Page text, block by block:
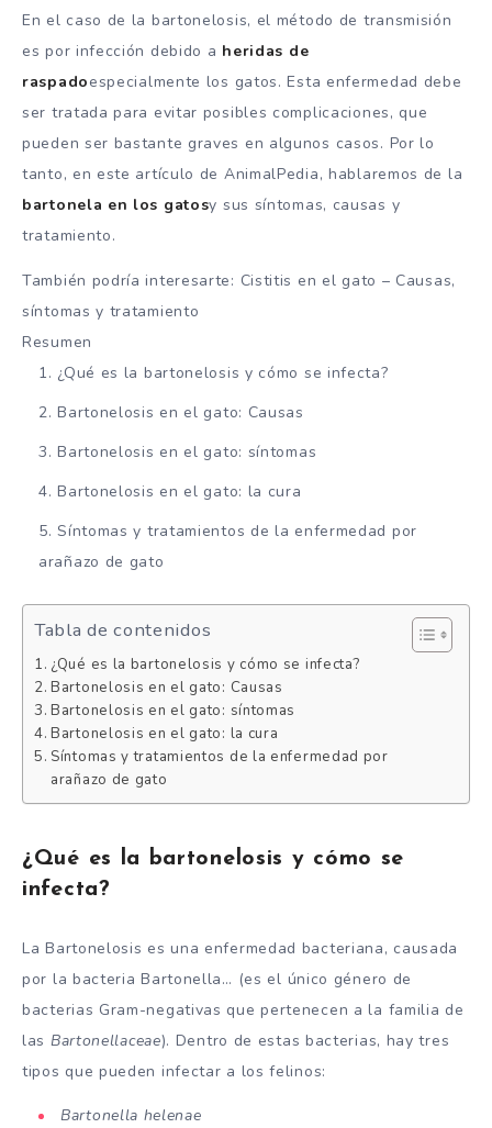
En el caso de la bartonelosis, el método de transmisión
es por infección debido a heridas de
raspadoespecialmente los gatos. Esta enfermedad debe
ser tratada para evitar posibles complicaciones, que
pueden ser bastante graves en algunos casos. Por lo
tanto, en este artículo de AnimalPedia, hablaremos de la
bartonela en los gatosy sus síntomas, causas y
tratamiento.
También podría interesarte: Cistitis en el gato – Causas,
síntomas y tratamiento
Resumen
¿Qué es la bartonelosis y cómo se infecta?
Bartonelosis en el gato: Causas
Bartonelosis en el gato: síntomas
Bartonelosis en el gato: la cura
Síntomas y tratamientos de la enfermedad por
arañazo de gato
Tabla de contenidos
¿Qué es la bartonelosis y cómo se infecta?
Bartonelosis en el gato: Causas
Bartonelosis en el gato: síntomas
Bartonelosis en el gato: la cura
Síntomas y tratamientos de la enfermedad por
arañazo de gato
¿Qué es la bartonelosis y cómo se
infecta?
La Bartonelosis es una enfermedad bacteriana, causada
por la bacteria Bartonella… (es el único género de
bacterias Gram-negativas que pertenecen a la familia de
las Bartonellaceae). Dentro de estas bacterias, hay tres
tipos que pueden infectar a los felinos:
Bartonella helenae